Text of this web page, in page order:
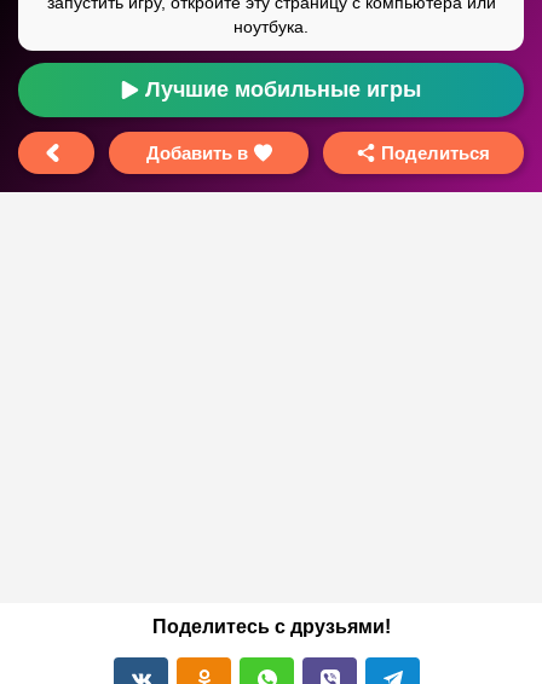
Лучшие мобильные игры
Добавить в Поделиться
Поделитесь с друзьями!